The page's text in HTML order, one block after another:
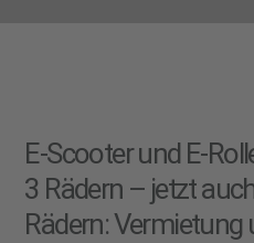
E-Scooter und E-
3 Rädern – jetzt
Rädern: Vermietung